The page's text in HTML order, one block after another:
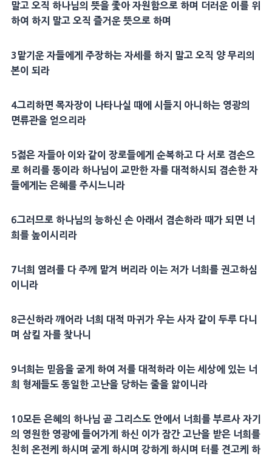
말고 오직 하나님의 뜻을 좇아 자원함으로 하며 더러운 이를 위
하여 하지 말고 오직 즐거운 뜻으로 하며
3맡기운 자들에게 주장하는 자세를 하지 말고 오직 양 무리의
본이 되라
4그리하면 목자장이 나타나실 때에 시들지 아니하는 영광의
면류관을 얻으리라
5젊은 자들아 이와 같이 장로들에게 순복하고 다 서로 겸손으
로 허리 를 동이라 하나님이 교만한 자를 대적하시되 겸손한 자
들에게는 은혜 를 주시느니라
6그러므로 하나님의 능하신 손 아래서 겸손하라 때가 되면 너
희를 높이시리라
7너희 염려를 다 주께 맡겨 버리라 이는 저가 너희를 권고하심
이니라
8근신하라 깨어라 너희 대적 마귀 가 우는 사자같이 두루 다니
며 삼킬 자를 찾나니
9너희는 믿음을 굳게 하여 저를 대적하라 이는 세상에 있는 너
희 형제 들도 동일한 고난을 당하는 줄을 앎이니라
10모든 은혜 의 하나님 곧 그리스도안에서 너희를 부르사 자기
의 영원한 영광에 들어가게 하신 이가 잠간 고난을 받은 너희를
친히 온전케 하시며 굳게 하시며 강하게 하시며 터를 견고케 하